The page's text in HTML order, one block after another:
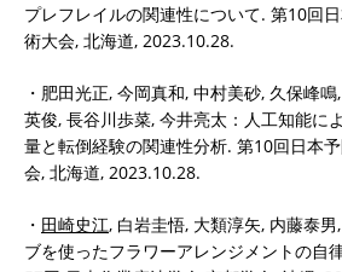
プレフレイルの関連性について. 第10回
術大会, 北海道, 2023.10.28.
・肥田光正, 今岡真和, 中村美砂, 久保峰鳴,
英俊, 長谷川歩菜, 今井亮太：人工知能に
量と転倒経験の関連性分析. 第10回日本
会, 北海道, 2023.10.28.
・ 田崎史江, 白岩圭悟, 大類淳矢, 内藤泰
ブを使ったフラワーアレンジメントの自